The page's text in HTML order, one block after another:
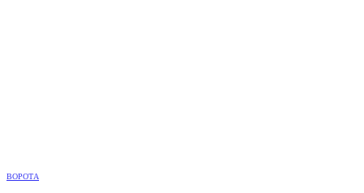
ВОРОТА